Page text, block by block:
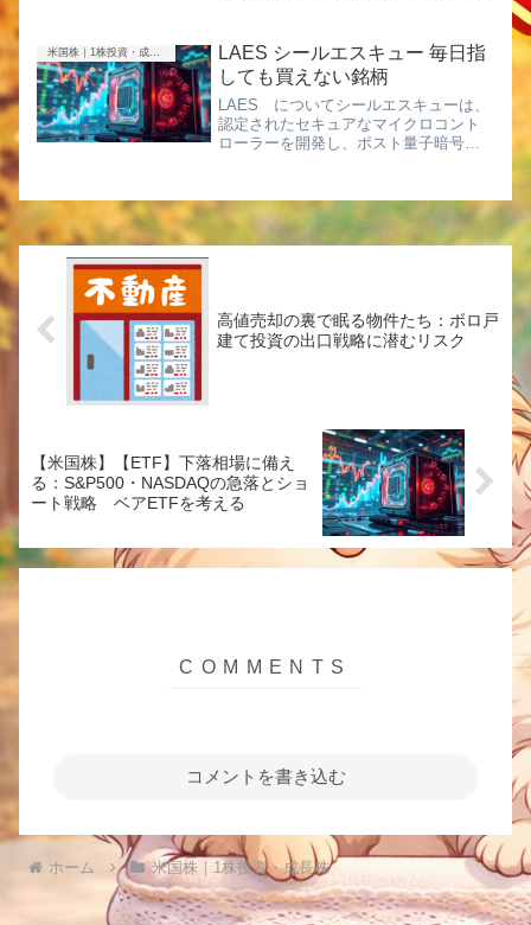
米国株｜1株投資・成長株
LAES シールエスキュー 毎日指
しても買えない銘柄
LAES についてシールエスキューは、
認定されたセキュアなマイクロコント
ローラーを開発し、ポスト量子暗号を
ら自動車、産業オートメーション、制
御システムに至るまで、様々な...
高値売却の裏で眠る物件たち：ボロ戸
建て投資の出口戦略に潜むリスク
【米国株】【ETF】下落相場に備え
る：S&P500・NASDAQの急落とショ
ート戦略 ベアETFを考える
コメントを書き込む
ホーム 米国株｜1株投資・成長株